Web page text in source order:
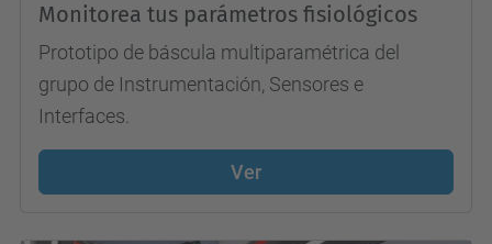
Monitorea tus parámetros fisiológicos
Prototipo de báscula multiparamétrica del
grupo de Instrumentación, Sensores e
Interfaces.
Ver